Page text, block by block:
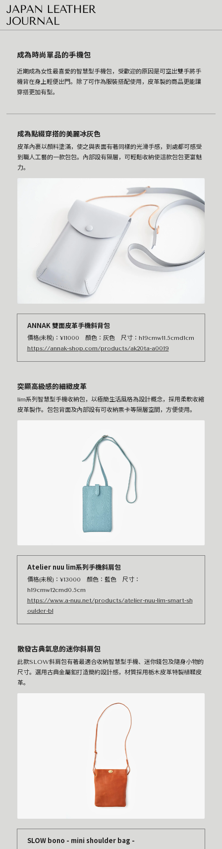
成為時尚單品的手機包
近期成為女性最喜愛的智慧型手機包，受歡迎的原因是可空出雙手將手
機背在身上輕便出門。除了可作為服裝搭配使用，皮革製的商品更能讓
穿搭更加有型。
成為點綴穿搭的美麗冰灰色
皮革內裹以顏料塗滿，使之與表面有著同樣的光滑手感，到處都可感受
到職人工藝的一款包包。內部設有隔層，可輕鬆收納使這款包包更富魅
力。
ANNAK 雙面皮革手機斜背包
價格(未稅)：¥11000 顏色：灰色 尺寸：h19cmw11.5cmd1cm
https://annak-shop.com/products/ak20ta-a0019
突顯高級感的細緻皮革
lim系列智慧型手機收納包，以極簡生活風格為設計概念，採用柔軟收縮
皮革製作。包包背面及內部設有可收納票卡等隔層空間，方便使用。
Atelier nuu lim系列手機斜肩包
價格(未稅)：¥13000 顏色：藍色 尺寸：
h19cmw12cmd0.5cm
https://www.a-nuu.net/products/atelier-nuu-lim-smart-sh
oulder-bl
散發古典氣息的迷你斜肩包
此款SLOW斜肩包有著最適合收納智慧型手機、迷你錢包及隨身小物的
尺寸。選用古典金屬釦打造簡約設計感，材質採用栃木皮革特製植鞣皮
革。
SLOW bono - mini shoulder bag -